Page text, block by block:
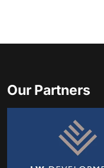
Our Partners